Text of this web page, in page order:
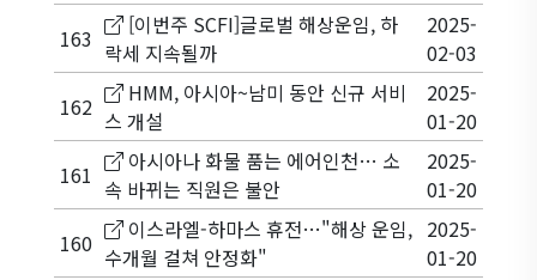
163
[이번주 SCFI]글로벌 해상운임, 하
락세 지속될까
2025-
02-03
162
HMM, 아시아~남미 동안 신규 서비
스 개설
2025-
01-20
161
아시아나 화물 품는 에어인천… 소
속 바뀌는 직원은 불안
2025-
01-20
160
이스라엘-하마스 휴전…"해상 운임,
수개월 걸쳐 안정화"
2025-
01-20